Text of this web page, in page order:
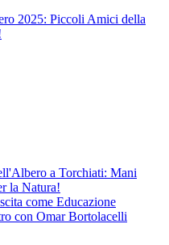
2025: Piccoli Amici della
a Torchiati: Mani
la Natura!
come Educazione
con Omar Bortolacelli